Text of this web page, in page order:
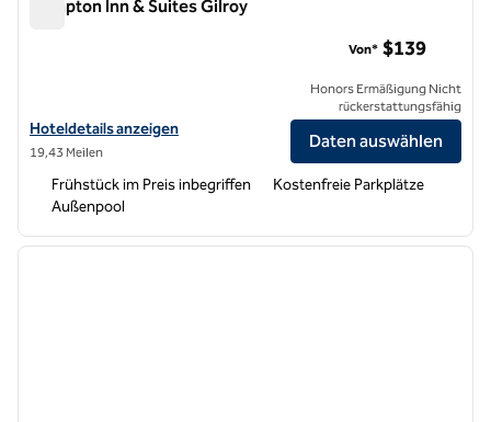
Hampton Inn & Suites Gilroy
Hoteldetails für Hampton Inn & Suites Gilroy anzeigen
Hoteldetails anzeigen
19,43 Meilen
Von* $139
Honors Ermäßigung Nicht
rückerstattungsfähig
Daten auswählen
Frühstück im Preis inbegriffen
Kostenfreie Parkplätze
Außenpool
1 von 12